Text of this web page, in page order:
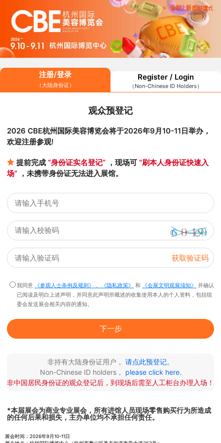
注册/登录
（大陆身份证）
Register / Login
（Non-Chinese ID Holders）
观众预登记
2026 CBE杭州国际美容博览会将于2026年9月10-11日举办，
欢迎注册参观!
提前完成 “身份证实名登记” ，现场可 “刷本人身份证快速入
场” ，未携带身份证无法进入展馆。
获取验证码
我同意 《参观人士条例及规则》 、 《隐私政策》 和 《会展文明观展须知》
并确认
已阅读及明白上述声明，并同意此声明所概述的收集使用本人的个人资料，包括组
委会发送展会相关内容的通知。
下一步
非持有大陆身份证用户， 请点此预登记。
Non-Chinese ID holders，
please click here.
非中国居民身份证的观众登记后，到现场后需至人工柜台办理入场！
*本届展会为商业专业展会，所有进馆人员现场零售购买行为所造成
的任何后果和损失，主办单位均不承担任何责任。
展会时间：2026年9月10-11日